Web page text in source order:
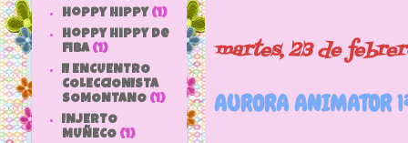
martes, 23 de
AURORA ANIMATOR
hoppy hippy (1)
hoppy hippy de
fiba (1)
II ENCUENTRO
COLECCIONISTA
SOMONTANO (1)
INJERTO
MUÑECO (1)